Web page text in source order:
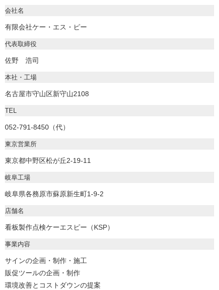
会社名
有限会社ケー・エス・ピー
代表取締役
佐野 浩司
本社・工場
名古屋市守山区新守山2108
TEL
052-791-8450（代）
東京営業所
東京都中野区松が丘2-19-11
岐阜工場
岐阜県各務原市蘇原新生町1-9-2
店舗名
看板製作点検ケーエスピー（KSP）
事業内容
サインの企画・制作・施工
販促ツールの企画・制作
環境改善とコストダウンの提案